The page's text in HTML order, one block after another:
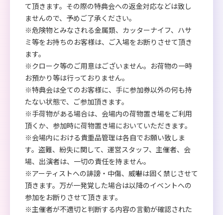
て頂きます。その際の特典会への返金対応などは致し
ませんので、予めご了承ください。
※危険物とみなされる金属類、カッターナイフ、ハサ
ミ等をお持ちのお客様は、ご入場をお断りさせて頂き
ます。
※クローク等のご用意はございません。お荷物の一時
お預かり等は行っておりません。
※特典会は全てのお客様に、手に参加券以外の何も持
たない状態で、ご参加頂きます。
※手荷物がある場合は、会場内の荷物置き場をご利用
頂くか、参加時に荷物置き場においていただきます。
※会場内における貴重品管理は各自でお願い致しま
す。盗難、紛失に関して、運営スタッフ、主催者、会
場、出演者は、一切の責任を持ません。
※アーティストへの誹謗・中傷、威嚇は固く禁じさせて
頂きます。万が一発覚した場合は以降のイベントへの
参加をお断りさせて頂きます。
※主催者が不適切と判断する内容の言動が確認された